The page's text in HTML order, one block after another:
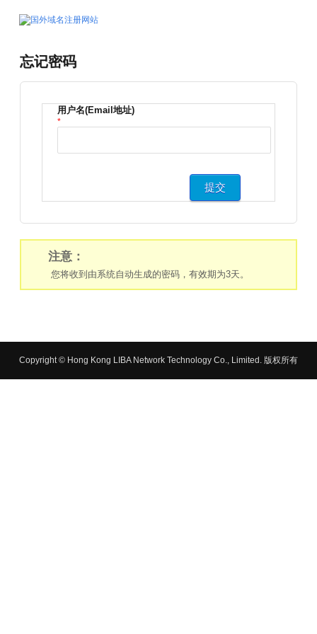
忘记密码
用户名(Email地址)
*
注意：
您将收到由系统自动生成的密码，有效期为3天。
Copyright © Hong Kong LIBA Network Technology Co., Limited. 版权所有